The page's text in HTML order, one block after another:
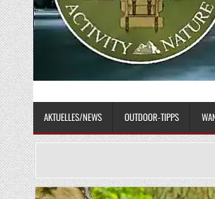
STAY WILD –
AKTUELLES/NEWS OUTDOOR-TIPPS